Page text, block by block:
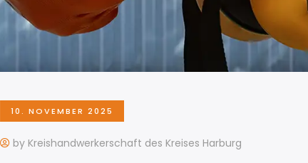
10. NOVEMBER 2025
by Kreishandwerkerschaft des Kreises Harburg